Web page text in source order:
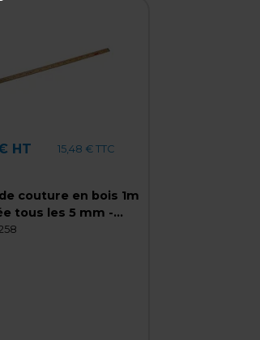
HT
15,48 € TTC
couture en bois 1m
tous les 5 mm -
bois